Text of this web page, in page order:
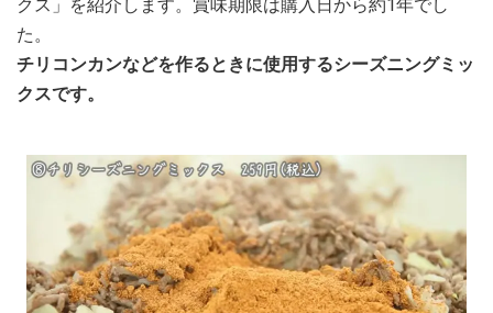
クス」を紹介します。賞味期限は購入日から約1年でし
た。
チリコンカンなどを作るときに使用するシーズニングミッ
クスです。